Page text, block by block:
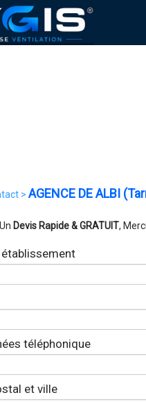
> AGENCE DE ALBI
Devis Rapide & GRATUIT,
téléphonique
et ville